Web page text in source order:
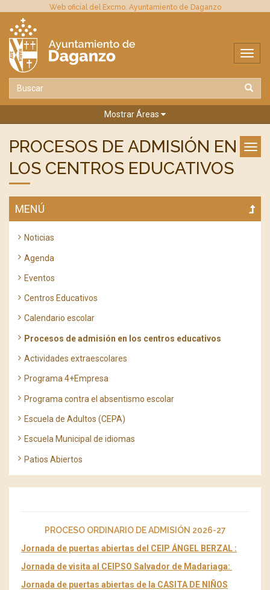
Web oficial del Excmo. Ayuntamiento de Daganzo
Mostrar Áreas
PROCESOS DE ADMISIÓN EN
LOS CENTROS EDUCATIVOS
MENÚ
Noticias
Agenda
Eventos
Centros Educativos
Calendario escolar
Procesos de admisión en los centros educativos
Actividades extraescolares
Programa 4+Empresa
Programa contra el absentismo escolar
Escuela de Adultos (CEPA)
Escuela Municipal de idiomas
Patios Abiertos
PROCESO ORDINARIO DE ADMISIÓN 2026-27
Jornada de puertas abiertas del CEIP ÁNGEL BERZAL :
Jornada de visita al CEIPSO Salvador de Madariaga:
Jornada de puertas abiertas de la CASITA DE NIÑOS